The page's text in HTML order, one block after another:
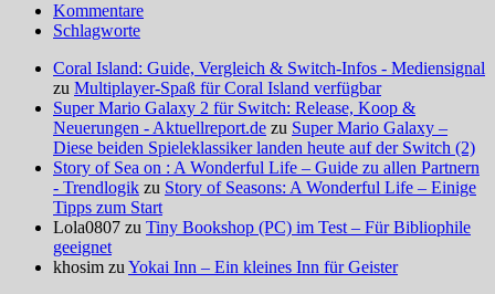
Kommentare
Schlagworte
Coral Island: Guide, Vergleich & Switch-Infos - Mediensignal
zu Multiplayer-Spaß für Coral Island verfügbar
Super Mario Galaxy 2 für Switch: Release, Koop &
Neuerungen - Aktuellreport.de zu Super Mario Galaxy –
Diese beiden Spieleklassiker landen heute auf der Switch (2)
Story of Sea on : A Wonderful Life – Guide zu allen Partnern
- Trendlogik zu Story of Seasons: A Wonderful Life – Einige
Tipps zum Start
Lola0807 zu Tiny Bookshop (PC) im Test – Für Bibliophile
geeignet
khosim zuYokai Inn – Ein kleines Inn für Geister